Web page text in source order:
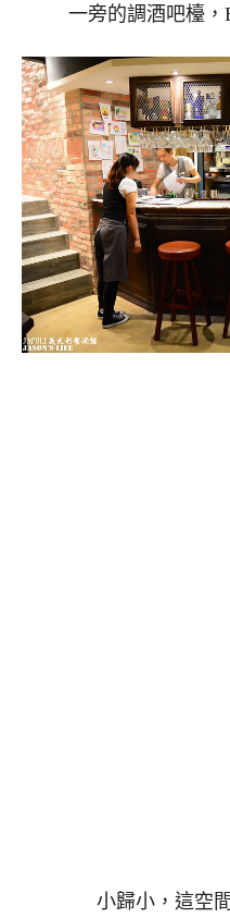
一旁的調酒吧檯，
小歸小，這空